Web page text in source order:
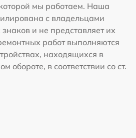
мы работаем. Наша
с владельцами
и не представляет их
работ выполняются
находящихся в
обороте, в соответствии со ст.